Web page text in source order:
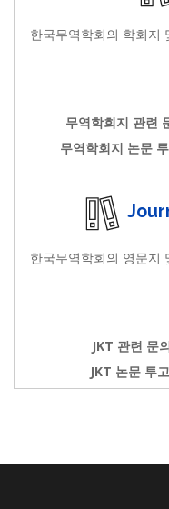
한국무역학회의 학회지
무역학회지 관련
무역학회지 논문
한국무역학회의 영문지
JKT 관련 문
JKT 논문 투